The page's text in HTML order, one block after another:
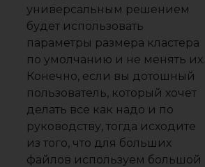
универсальным решением
будет использовать
параметры размера кластера
по умолчанию и не менять их.
Конечно, если вы дотошный
пользователь, который хочет
делать все как надо и по
руководству, тогда исходите
из того, что для больших
файлов используем большой